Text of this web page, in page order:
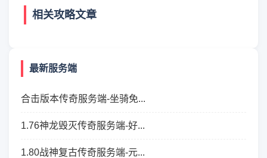
相关攻略文章
最新服务端
合击版本传奇服务端-坐骑免...
1.76神龙毁灭传奇服务端-好...
1.80战神复古传奇服务端-元...